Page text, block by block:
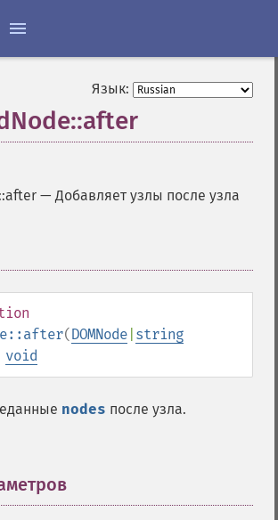
Язык:
—Добавляет узлы после узла
(DOMNode string
void
nodes после узла.